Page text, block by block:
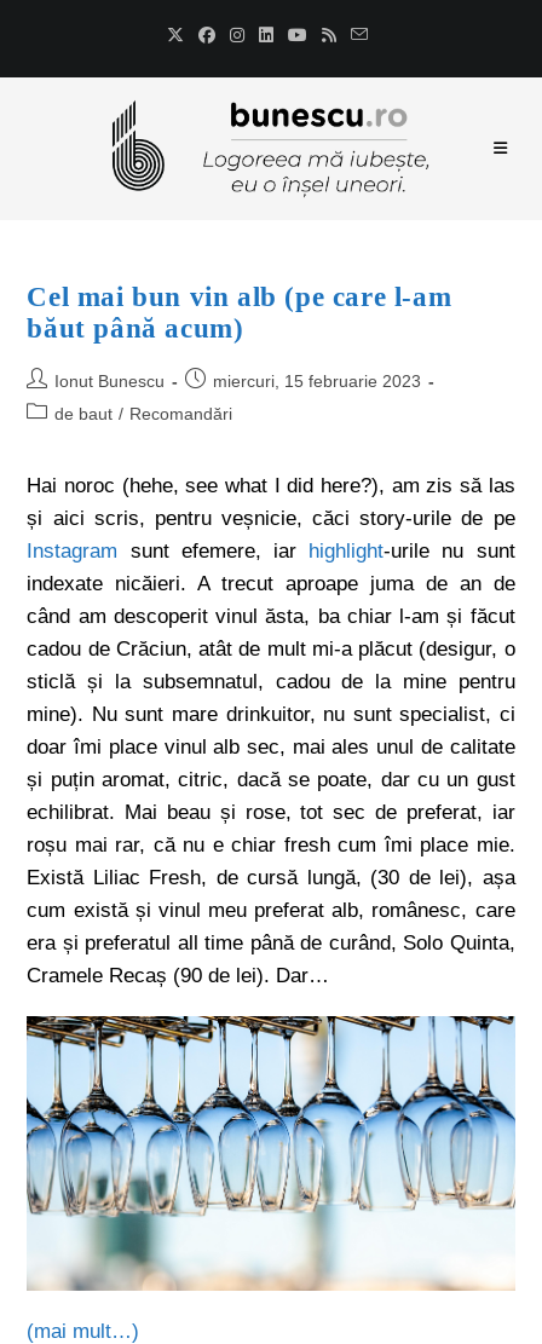
Cel mai bun vin alb (pe care l-am
băut până acum)
Ionut Bunescu
miercuri, 15 februarie 2023
de baut / Recomandări
Hai noroc (hehe, see what I did here?), am zis să las
și aici scris, pentru veșnicie, căci story-urile de pe
Instagram sunt efemere, iar highlight-urile nu sunt
indexate nicăieri. A trecut aproape juma de an de
când am descoperit vinul ăsta, ba chiar l-am și făcut
cadou de Crăciun, atât de mult mi-a plăcut (desigur, o
sticlă și la subsemnatul, cadou de la mine pentru
mine). Nu sunt mare drinkuitor, nu sunt specialist, ci
doar îmi place vinul alb sec, mai ales unul de calitate
și puțin aromat, citric, dacă se poate, dar cu un gust
echilibrat. Mai beau și rose, tot sec de preferat, iar
roșu mai rar, că nu e chiar fresh cum îmi place mie.
Există Liliac Fresh, de cursă lungă, (30 de lei), așa
cum există și vinul meu preferat alb, românesc, care
era și preferatul all time până de curând, Solo Quinta,
Cramele Recaș (90 de lei). Dar…
(mai mult…)